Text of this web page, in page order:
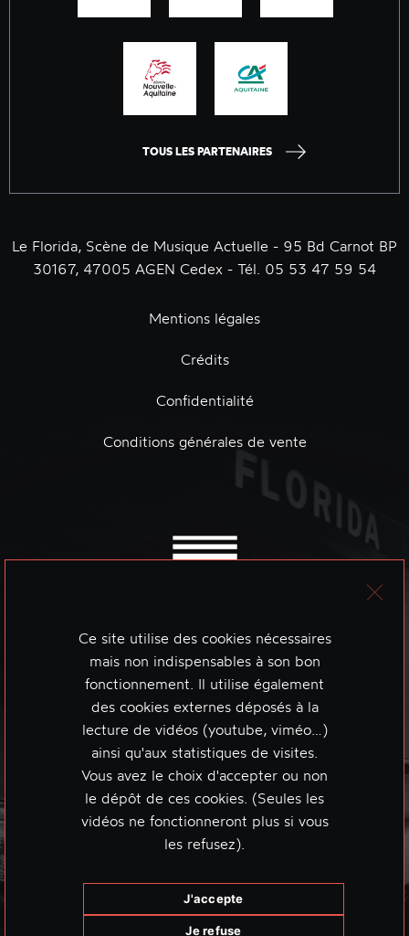
TOUS LES PARTENAIRES
Le Florida, Scène de Musique Actuelle - 95 Bd Carnot BP
30167, 47005 AGEN Cedex - Tél. 05 53 47 59 54
Mentions légales
Crédits
Confidentialité
Conditions générales de vente
Ce site utilise des cookies nécessaires
mais non indispensables à son bon
fonctionnement. Il utilise également
des cookies externes déposés à la
lecture de vidéos (youtube, viméo…)
ainsi qu'aux statistiques de visites.
Vous avez le choix d'accepter ou non
le dépôt de ces cookies. (Seules les
vidéos ne fonctionneront plus si vous
les refusez).
J'accepte
Je refuse